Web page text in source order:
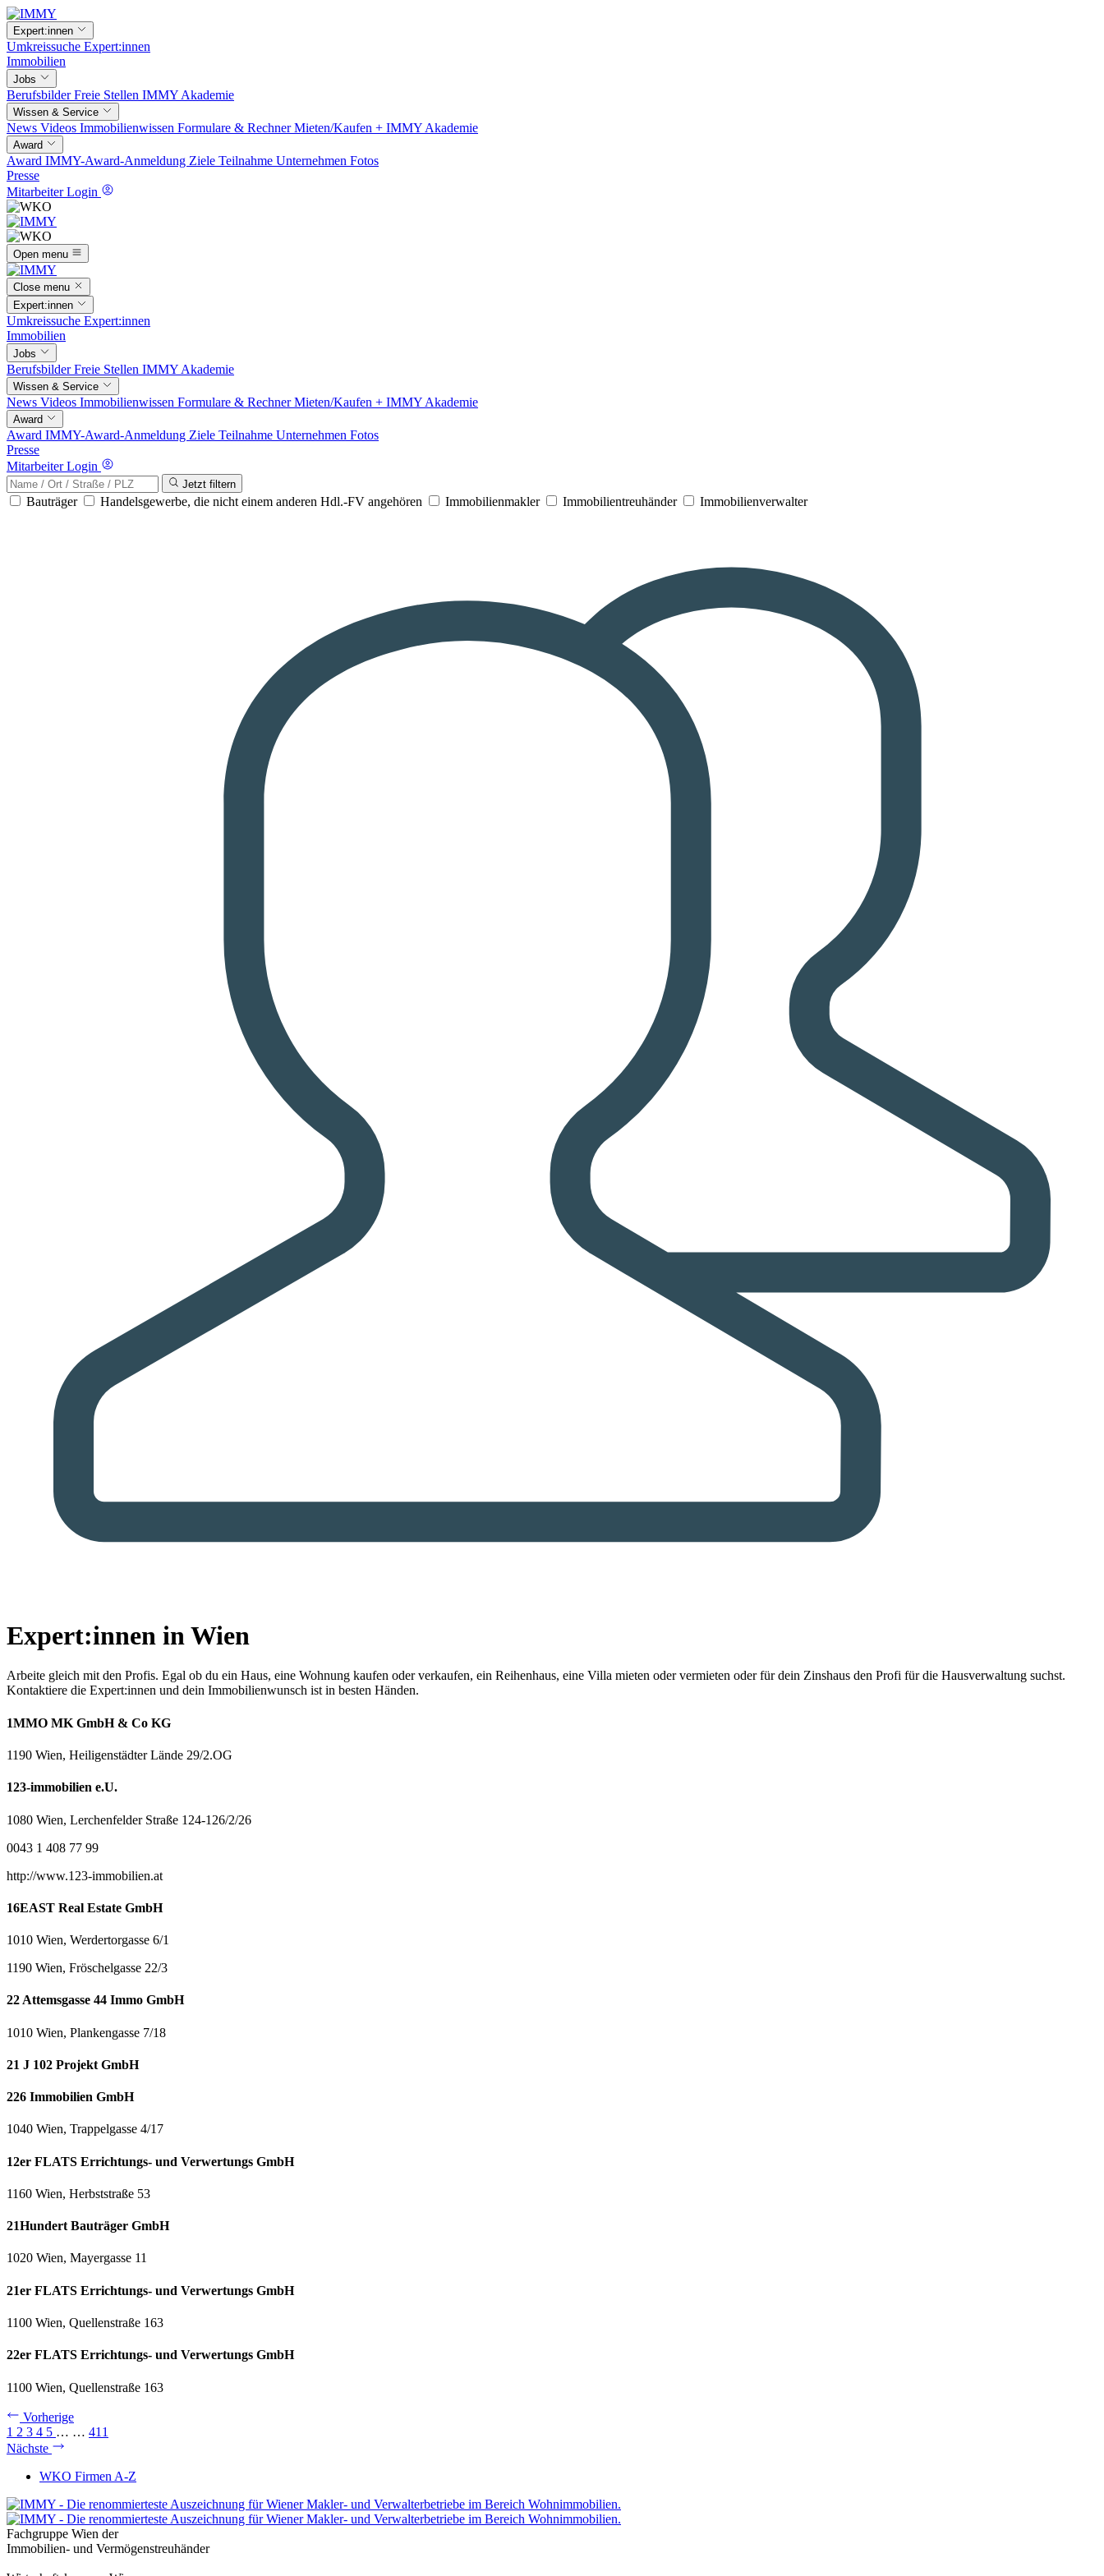
Expert:innen
Umkreissuche Expert:innen
Immobilien
Jobs
BerufsbilderFreie Stellen IMMY Akademie
Wissen & Service
News Videos Immobilienwissen Formulare & RechnerMieten/Kaufen + IMMY Akademie
Award
Award IMMY-Award-Anmeldung Ziele Teilnahme Unternehmen Fotos
Presse
Mitarbeiter Login
Open menu
Close menu
Expert:innen
Umkreissuche Expert:innen
Immobilien
Jobs
BerufsbilderFreie Stellen IMMY Akademie
Wissen & Service
News Videos Immobilienwissen Formulare & RechnerMieten/Kaufen + IMMY Akademie
Award
Award IMMY-Award-Anmeldung Ziele Teilnahme Unternehmen Fotos
Presse
Mitarbeiter Login
Jetzt filtern
Bauträger Handelsgewerbe, die nicht einem anderen Hdl.-FV angehören Immobilienmakler Immobilientreuhänder Immobilienverwalter
Expert:innen in Wien
Arbeite gleich mit den Profis. Egal ob du ein Haus, eine Wohnung kaufen oder verkaufen, ein Reihenhaus, eine Villa mieten oder vermieten oder für dein Zinshaus den Profi für die Hausverwaltung suchst.
Kontaktiere die Expert:innen und dein Immobilienwunsch ist in besten Händen.
1MMO MK GmbH & Co KG
1190 Wien, Heiligenstädter Lände 29/2.OG
123-immobilien e.U.
1080 Wien, Lerchenfelder Straße 124-126/2/26
0043 1 408 77 99
http://www.123-immobilien.at
16EAST Real Estate GmbH
1010 Wien, Werdertorgasse 6/1
1190 Wien, Fröschelgasse 22/3
22 Attemsgasse 44 Immo GmbH
1010 Wien, Plankengasse 7/18
21 J 102 Projekt GmbH
226 Immobilien GmbH
1040 Wien, Trappelgasse 4/17
12er FLATS Errichtungs- und Verwertungs GmbH
1160 Wien, Herbststraße 53
21Hundert Bauträger GmbH
1020 Wien, Mayergasse 11
21er FLATS Errichtungs- und Verwertungs GmbH
1100 Wien, Quellenstraße 163
22er FLATS Errichtungs- und Verwertungs GmbH
1100 Wien, Quellenstraße 163
Vorherige
1 2 3 4 5 … … 411
Nächste
WKO Firmen A-Z
Fachgruppe Wien der
Immobilien- und Vermögenstreuhänder